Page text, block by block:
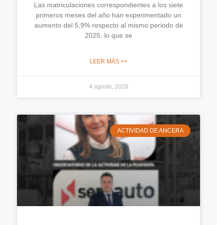
Las matriculaciones correspondientes a los siete
primeros meses del año han experimentado un
aumento del 5,9% respecto al mismo periodo de
2025, lo que se
LEER MÁS >>
4 agosto, 2026
ACTIVIDAD DE ANCERA